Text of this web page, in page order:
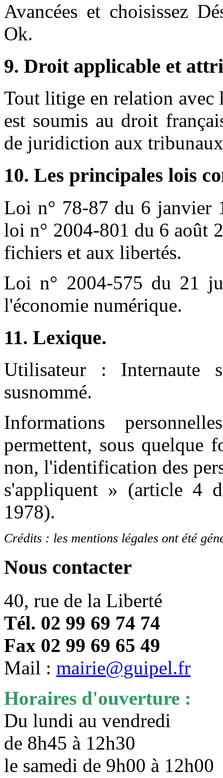
Avancées et choisissez
Ok.
9. Droit applicable et
Tout litige en relation
est soumis au droit
de juridiction aux
10. Les principales lois
Loi n° 78-87 du 6 janvier
loi n° 2004-801 du 6 août
fichiers et aux libertés.
Loi n° 2004-575 du 21
l'économie numérique.
11. Lexique.
Utilisateur : Internaute
susnommé.
Informations
permettent, sous quelque
non, l'identification des
s'appliquent » (article 4
1978).
Crédits : les mentions légales ont été
Nous contacter
40, rue de la Liberté
Tél. 02 99 69 74 74
Fax 02 99 69 65 49
Mail : mairie@guipel.fr
Horaires d'ouverture :
Du lundi au vendredi
de 8h45 à 12h30
le samedi de 9h00 à